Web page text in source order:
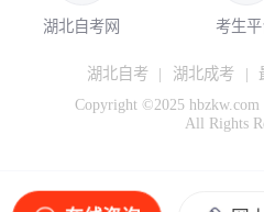
湖北自考网 考生
湖北自考 | 湖北成考 |
Copyright ©2025
All Rights